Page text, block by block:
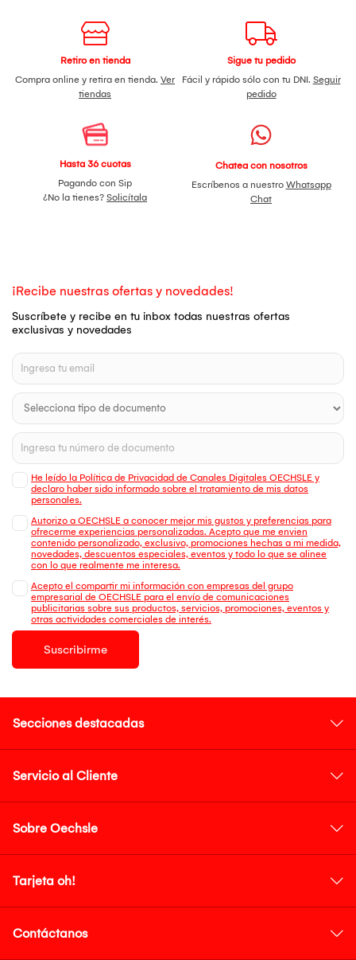
Retiro en tienda
Compra online y retira en tienda. Ver
tiendas
Sigue tu pedido
Fácil y rápido sólo con tu DNI. Seguir
pedido
Hasta 36 cuotas
Pagando con Sip
¿No la tienes? Solicítala
Chatea con nosotros
Escríbenos a nuestro Whatsapp
Chat
¡Recibe nuestras ofertas y novedades!
Suscríbete y recibe en tu inbox todas nuestras ofertas
exclusivas y novedades
He leído la Política de Privacidad de Canales Digitales OECHSLE y
declaro haber sido informado sobre el tratamiento de mis datos
personales.
Autorizo a OECHSLE a conocer mejor mis gustos y preferencias para
ofrecerme experiencias personalizadas. Acepto que me envien
contenido personalizado, exclusivo, promociones hechas a mi medida,
novedades, descuentos especiales, eventos y todo lo que se alinee
con lo que realmente me interesa.
Acepto el compartir mi información con empresas del grupo
empresarial de OECHSLE para el envío de comunicaciones
publicitarias sobre sus productos, servicios, promociones, eventos y
otras actividades comerciales de interés.
Suscribirme
Secciones destacadas
Servicio al Cliente
Sobre Oechsle
Tarjeta oh!
Contáctanos